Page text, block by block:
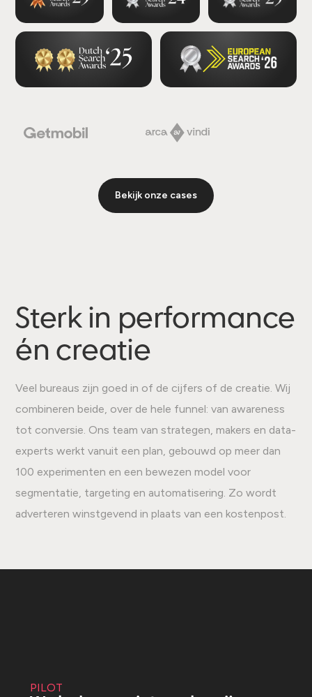
Bekijk onze cases
Sterk in performance
én creatie
Veel bureaus zijn goed in of de cijfers of de creatie. Wij
combineren beide, over de hele funnel: van awareness
tot conversie. Ons team van strategen, makers en data-
experts werkt vanuit een plan, gebouwd op meer dan
100 experimenten en een bewezen model voor
segmentatie, targeting en automatisering. Zo wordt
adverteren winstgevend in plaats van een kostenpost.
PILOT